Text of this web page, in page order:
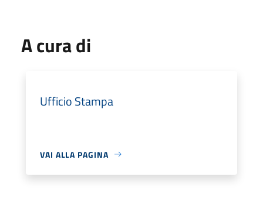
A cura di
Ufficio Stampa
VAI ALLA PAGINA